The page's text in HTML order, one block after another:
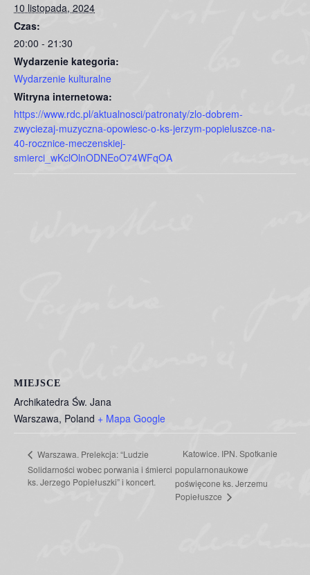
10 listopada, 2024
Czas:
20:00 - 21:30
Wydarzenie kategoria:
Wydarzenie kulturalne
Witryna internetowa:
https://www.rdc.pl/aktualnosci/patronaty/zlo-dobrem-
zwyciezaj-muzyczna-opowiesc-o-ks-jerzym-popieluszce-na-
40-rocznice-meczenskiej-
smierci_wKclOlnODNEoO74WFqOA
MIEJSCE
Archikatedra Św. Jana
Warszawa, Poland + Mapa Google
Warszawa. Prelekcja: “Ludzie
Solidarności wobec porwania i śmierci
ks. Jerzego Popiełuszki” i koncert.
Katowice. IPN. Spotkanie
popularnonaukowe
poświęcone ks. Jerzemu
Popiełuszce